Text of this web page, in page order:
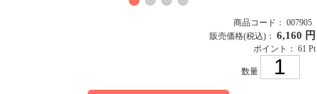
商品コード： 007905
販売価格(税込)： 6,160 円
ポイント： 61 Pt
数量